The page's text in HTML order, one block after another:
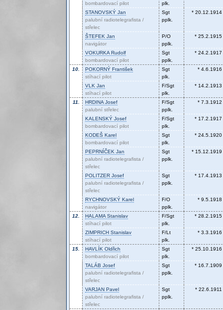
bombardovací pilot
plk.
STANOVSKÝ Jan
palubní radiotelegrafista /
střelec
Sgt
pplk.
* 20.12.1914
ŠTEFEK Jan
navigátor
P/O
pplk.
* 25.2.1915
VOKURKARudolf
bombardovací pilot
Sgt
pplk.
* 24.2.1917
10. POKORNÝ František
stíhací pilot
Sgt
plk.
* 4.6.1916
VLK Jan
stíhací pilot
F/Sgt
plk.
* 14.2.1913
11. HRDINAJosef
palubní střelec
F/Sgt
pplk.
* 7.3.1912
KALENSKÝ Josef
bombardovací pilot
F/Sgt
plk.
* 17.2.1917
KODEŠ Karel
bombardovací pilot
Sgt
plk.
* 24.5.1920
PEPRNÍČEK Jan
palubní radiotelegrafista /
střelec
Sgt
pplk.
* 15.12.1919
POLITZER Josef
palubní radiotelegrafista /
střelec
Sgt
pplk.
* 17.4.1913
RYCHNOVSKÝ Karel
navigátor
F/O
pplk.
* 9.5.1918
12. HALAMAStanislav
stíhací pilot
F/Sgt
plk.
* 28.2.1915
ZIMPRICH Stanislav
stíhací pilot
F/Lt
plk.
* 3.3.1916
15. HAVLÍK Oldřich
bombardovací pilot
Sgt
plk.
* 25.10.1916
TALÁB Josef
palubní radiotelegrafista /
střelec
Sgt
pplk.
* 16.7.1909
VARJAN Pavel
palubní radiotelegrafista /
střelec
Sgt
pplk.
* 22.6.1911